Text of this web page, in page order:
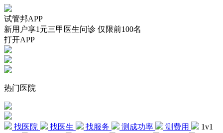
试管邦APP
新用户享1元三甲医生问诊 仅限前100名
打开APP
热门医院
找医院 找医生 找服务 测成功率 测费用
1v1